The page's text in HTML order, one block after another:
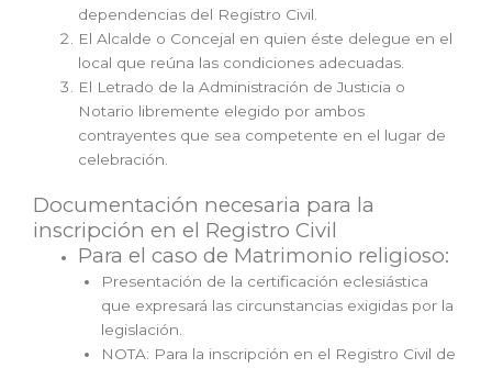
dependencias del Registro Civil.
El Alcalde o Concejal en quien éste delegue en el
local que reúna las condiciones adecuadas.
El Letrado de la Administración de Justicia o
Notario libremente elegido por ambos
contrayentes que sea competente en el lugar de
celebración.
Documentación necesaria para la
inscripción en el Registro Civil
Para el caso de Matrimonio religioso:
Presentación de la certificación eclesiástica
que expresará las circunstancias exigidas por la
legislación.
NOTA: Para la inscripción en el Registro Civil de